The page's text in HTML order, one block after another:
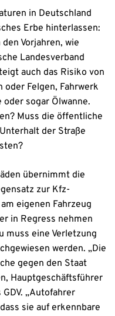
in Deutschland
Erbe hinterlassen:
Vorjahren, wie
Landesverband
auch das Risiko von
oder Felgen, Fahrwerk
sogar Ölwanne.
Muss die öffentliche
der Straße
übernimmt die
zur Kfz-
eigenen Fahrzeug
in Regress nehmen
muss eine Verletzung
werden. „Die
gegen den Staat
Hauptgeschäftsführer
„Autofahrer
sie auf erkennbare